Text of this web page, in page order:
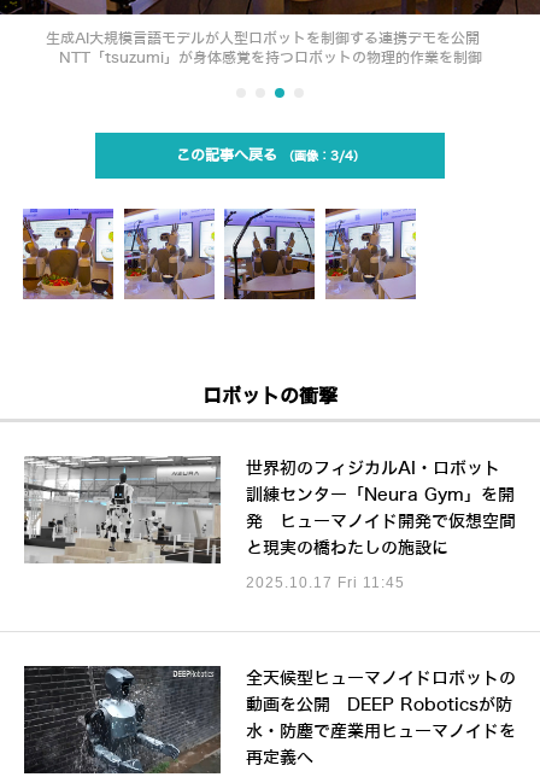
生成AI大規模言語モデルが人型ロボットを制御する連携デモを公開
NTT「tsuzumi」が身体感覚を持つロボットの物理的作業を制御
この記事へ戻る 3/4
ロボットの衝撃
世界初のフィジカルAI・ロボット
訓練センター「Neura Gym」を開
発 ヒューマノイド開発で仮想空間
と現実の橋わたしの施設に
2025.10.17 Fri 11:45
全天候型ヒューマノイドロボットの
動画を公開 DEEP Roboticsが防
水・防塵で産業用ヒューマノイドを
再定義へ